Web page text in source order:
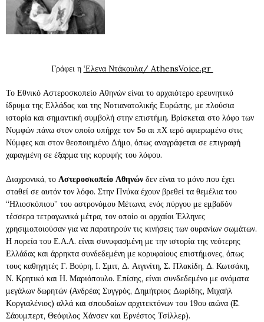
Γράφει η ‘Ελενα Ντάκουλα/ AthensVoice.gr
Το Εθνικό Αστεροσκοπείο Αθηνών είναι το αρχαιότερο ερευνητικό
ίδρυμα της Ελλάδας και της Νοτιανατολικής Ευρώπης, με πλούσια
ιστορία και σημαντική συμβολή στην επιστήμη. Βρίσκεται στο λόφο των
Νυμφών πάνω στον οποίο υπήρχε τον 5ο αι πΧ ιερό αφιερωμένο στις
Νύμφες και στον θεοποιημένο Δήμο, όπως αναγράφεται σε επιγραφή
χαραγμένη σε έξαρμα της κορυφής του λόφου.
Διαχρονικά, το Αστεροσκοπείο Αθηνών δεν είναι το μόνο που έχει
σταθεί σε αυτόν τον λόφο. Στην Πνύκα έχουν βρεθεί τα θεμέλια του
“Ηλιοσκόπιου” του αστρονόμου Μέτωνα, ενός πύργου με εμβαδόν
τέσσερα τετραγωνικά μέτρα, τον οποίο οι αρχαίοι Έλληνες
χρησιμοποιούσαν για να παρατηρούν τις κινήσεις των ουρανίων σωμάτων.
Η πορεία του Ε.Α.Α. είναι συνυφασμένη με την ιστορία της νεότερης
Ελλάδας και άρρηκτα συνδεδεμένη με κορυφαίους επιστήμονες, όπως
τους καθηγητές Γ. Βούρη, Ι. Σμιτ, Δ. Αιγινίτη, Σ. Πλακίδη, Δ. Κωτσάκη,
Ν. Κρητικό και Η. Μαριόπουλο. Επίσης, είναι συνδεδεμένο με ονόματα
μεγάλων δωρητών (Ανδρέας Συγγρός, Δημήτριος Δωρίδης, Μιχαήλ
Κοργιαλένιος) αλλά και σπουδαίων αρχιτεκτόνων του 19ου αιώνα (E.
Σάουμπερτ, Θεόφιλος Χάνσεν και Ερνέστος Τσίλλερ).